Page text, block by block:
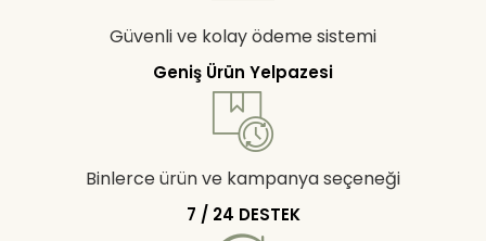
Güvenli ve kolay ödeme sistemi
Geniş Ürün Yelpazesi
Binlerce ürün ve kampanya seçeneği
7 / 24 DESTEK